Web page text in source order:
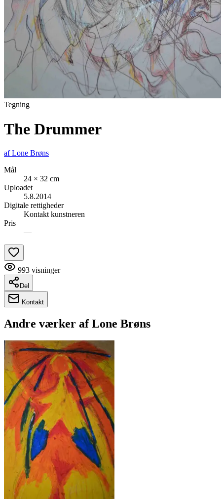
Tegning
The Drummer
afLone Brøns
Mål
24 × 32 cm
Uploadet
5.8.2014
Digitale rettigheder
Kontakt kunstneren
Pris
—
993 visninger
Del
Kontakt
Andre værker afLone Brøns